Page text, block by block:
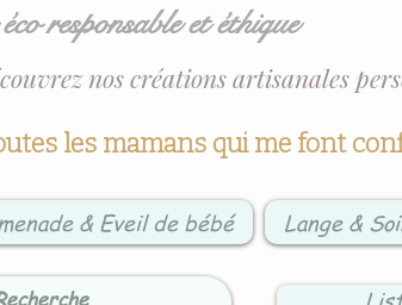
responsable et éthique
les mamans qui me font
nos créations artisanales
& Eveil de bébé Lange &